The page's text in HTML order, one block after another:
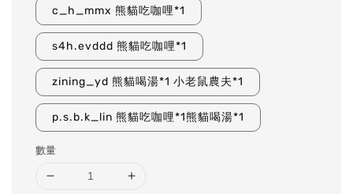
c_h_mmx 熊貓吃咖哩*1
s4h.evddd 熊貓吃咖哩*1
zining_yd 熊貓喝湯*1 小老鼠農夫*1
p.s.b.k_lin 熊貓吃咖哩*1熊貓喝湯*1
數量